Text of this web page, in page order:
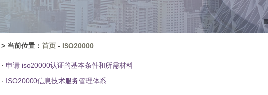
> 当前位置： 首页 - ISO20000
· 申请 iso20000认证的基本条件和所需材料
· ISO20000信息技术服务管理体系